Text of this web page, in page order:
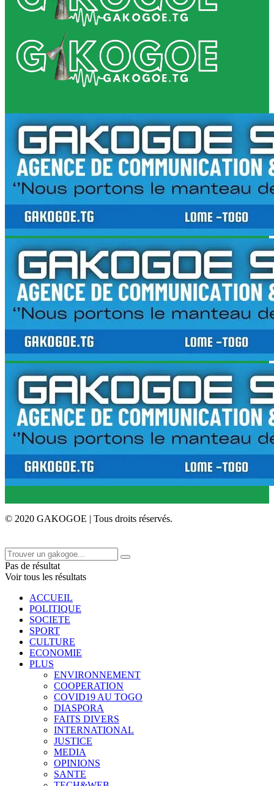
© 2020 GAKOGOE | Tous droits réservés.
Pas de résultat
Voir tous les résultats
ACCUEIL
POLITIQUE
SOCIETE
SPORT
CULTURE
ECONOMIE
PLUS
ENVIRONNEMENT
COOPERATION
COVID19 AU TOGO
DIASPORA
FAITS DIVERS
INTERNATIONAL
JUSTICE
MEDIA
OPINIONS
SANTE